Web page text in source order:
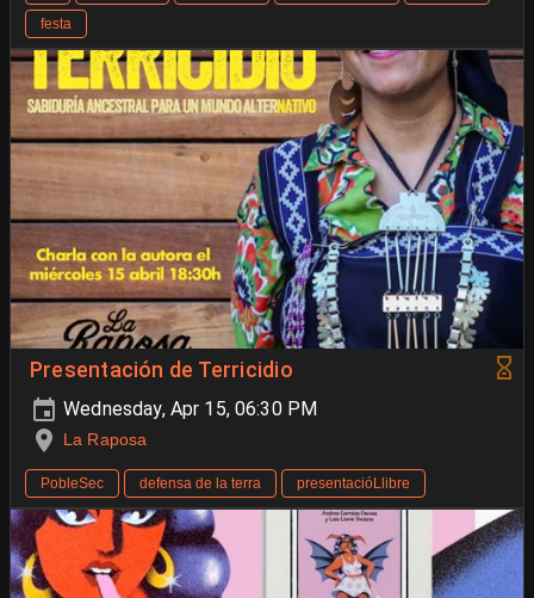
festa
Presentación de Terricidio
Wednesday, Apr 15, 06:30 PM
La Raposa
PobleSec defensa de la terra presentacióLlibre